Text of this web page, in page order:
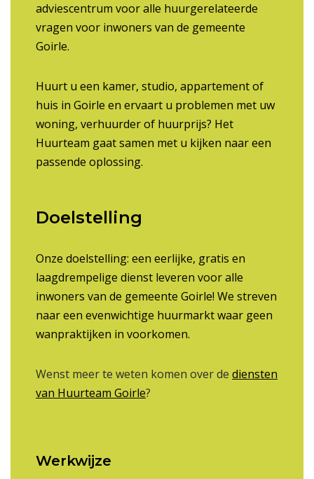
adviescentrum voor alle huurgerelateerde
vragen voor inwoners van de gemeente
Goirle.
Huurt u een kamer, studio, appartement of
huis in Goirle en ervaart u problemen met uw
woning, verhuurder of huurprijs? Het
Huurteam gaat samen met u kijken naar een
passende oplossing.
Doelstelling
Onze doelstelling: een eerlijke, gratis en
laagdrempelige dienst leveren voor alle
inwoners van de gemeente Goirle! We streven
naar een evenwichtige huurmarkt waar geen
wanpraktijken in voorkomen.
Wenst meer te weten komen over de diensten
van Huurteam Goirle?
Werkwijze